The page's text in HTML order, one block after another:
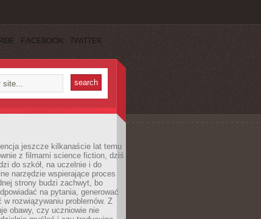
FACEBOOK TWITTER
jeszcze kilkanaście lat temu
z filmami science fiction, dziś
do szkół, na uczelnie i do
narzędzie wspierające proces
strony budzi zachwyt, bo
na pytania, generować
w rozwiązywaniu problemów. Z
obawy, czy uczniowie nie